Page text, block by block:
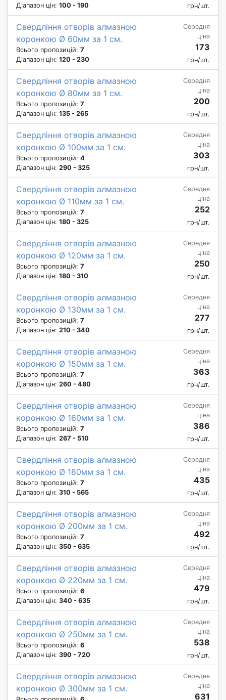
Діапазон цін: 100 - 190 грн/шт.
Свердління отворів алмазною
коронкою Ø 60мм за 1 см.
Всього пропозицій: 7
Діапазон цін: 120 - 230
Середня
ціна
173
грн/шт.
Свердління отворів алмазною
коронкою Ø 80мм за 1 см.
Всього пропозицій: 7
Діапазон цін: 135 - 265
Середня
ціна
200
грн/шт.
Свердління отворів алмазною
коронкою Ø 100мм за 1 см.
Всього пропозицій: 4
Діапазон цін: 290 - 325
Середня
ціна
303
грн/шт.
Свердління отворів алмазною
коронкою Ø 110мм за 1 см.
Всього пропозицій: 7
Діапазон цін: 180 - 325
Середня
ціна
252
грн/шт.
Свердління отворів алмазною
коронкою Ø 120мм за 1 см.
Всього пропозицій: 7
Діапазон цін: 180 - 310
Середня
ціна
250
грн/шт.
Свердління отворів алмазною
коронкою Ø 130мм за 1 см.
Всього пропозицій: 7
Діапазон цін: 210 - 340
Середня
ціна
277
грн/шт.
Свердління отворів алмазною
коронкою Ø 150мм за 1 см.
Всього пропозицій: 7
Діапазон цін: 260 - 480
Середня
ціна
363
грн/шт.
Свердління отворів алмазною
коронкою Ø 160мм за 1 см.
Всього пропозицій: 7
Діапазон цін: 267 - 510
Середня
ціна
386
грн/шт.
Свердління отворів алмазною
коронкою Ø 180мм за 1 см.
Всього пропозицій: 7
Діапазон цін: 310 - 565
Середня
ціна
435
грн/шт.
Свердління отворів алмазною
коронкою Ø 200мм за 1 см.
Всього пропозицій: 7
Діапазон цін: 350 - 635
Середня
ціна
492
грн/шт.
Свердління отворів алмазною
коронкою Ø 220мм за 1 см.
Всього пропозицій: 6
Діапазон цін: 340 - 635
Середня
ціна
479
грн/шт.
Свердління отворів алмазною
коронкою Ø 250мм за 1 см.
Всього пропозицій: 6
Діапазон цін: 390 - 720
Середня
ціна
538
грн/шт.
Свердління отворів алмазною
коронкою Ø 300мм за 1 см.
Середня
ціна
631